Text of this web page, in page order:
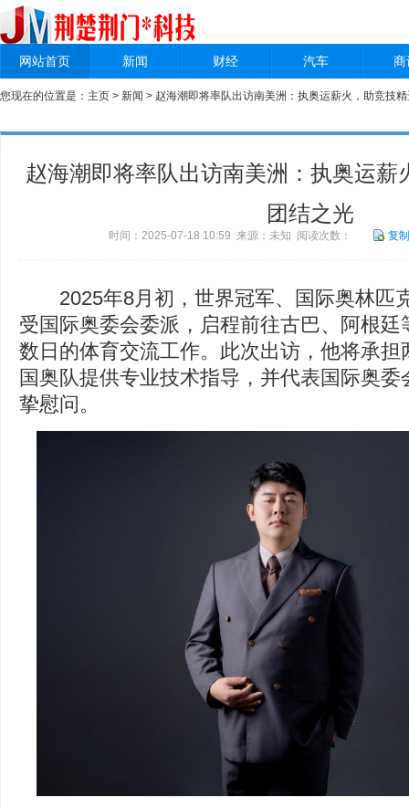
网站首页 新闻 财经 汽车
您现在的位置是： 主页 > 新闻 > 赵海潮即将率队出访南美洲：执奥运薪火，助竞技
赵海潮即将率队出访南美洲：执奥运薪
团结之光
时间：2025-07-18 10:59 来源：未知 阅读次数： 复
2025年8月初，世界冠军、国际奥林匹
受国际奥委会委派，启程前往古巴、阿根
数日的体育交流工作。此次出访，他将承
国奥队提供专业技术指导，并代表国际奥
挚慰问。